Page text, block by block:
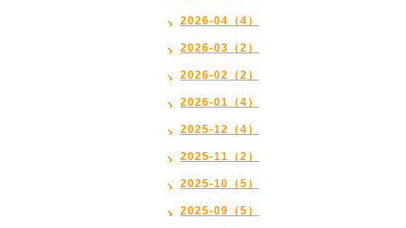
2026-04（4）
2026-03（2）
2026-02（2）
2026-01（4）
2025-12（4）
2025-11（2）
2025-10（5）
2025-09（5）